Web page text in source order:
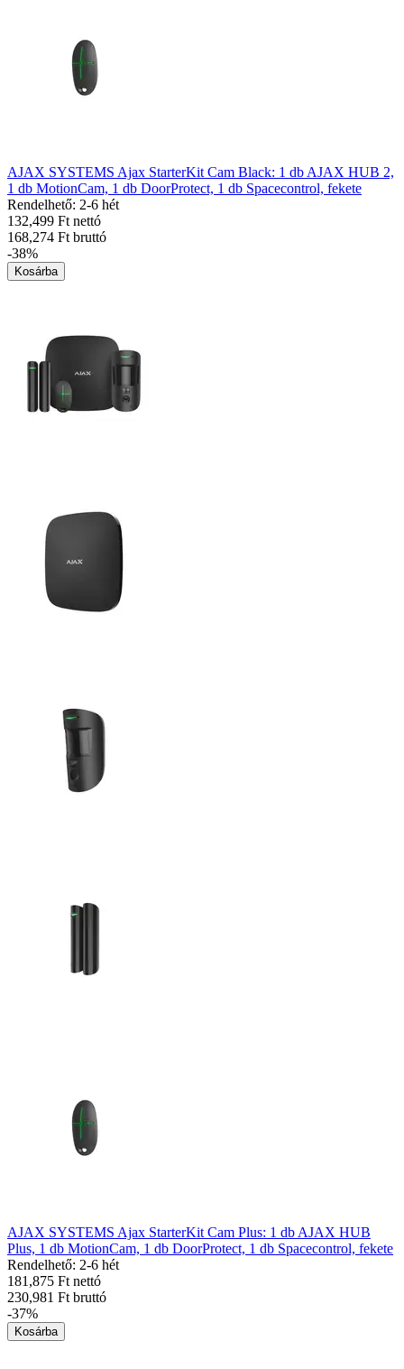
AJAX SYSTEMS Ajax StarterKit Cam Black: 1 db AJAX HUB 2,
1 db MotionCam, 1 db DoorProtect, 1 db Spacecontrol, fekete
Rendelhető: 2-6 hét
132,499 Ft nettó
168,274 Ft bruttó
-38%
Kosárba
AJAX SYSTEMS Ajax StarterKit Cam Plus: 1 db AJAX HUB
Plus, 1 db MotionCam, 1 db DoorProtect, 1 db Spacecontrol, fekete
Rendelhető: 2-6 hét
181,875 Ft nettó
230,981 Ft bruttó
-37%
Kosárba